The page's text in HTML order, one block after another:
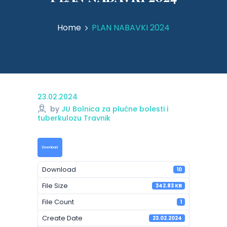
Home PLAN NABAVKI 2024
23.02.2024
by JU Bolnica za plućne bolesti i
tuberkulozu Travnik
Download
Download 10
File Size 342.83 KB
File Count 1
Create Date 23.02.2024